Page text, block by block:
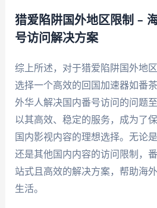
猎爱陷阱国外地区限制 –
号访问解决方案
综上所述，对于猎爱陷阱国外地
选择一个高效的回国加速器如番
外华人解决国内番号访问的问题
以其高效、稳定的服务，成为了
国内影视内容的理想选择。无论
还是其他国内内容的访问限制，
站式且高效的解决方案，帮助海
生活。